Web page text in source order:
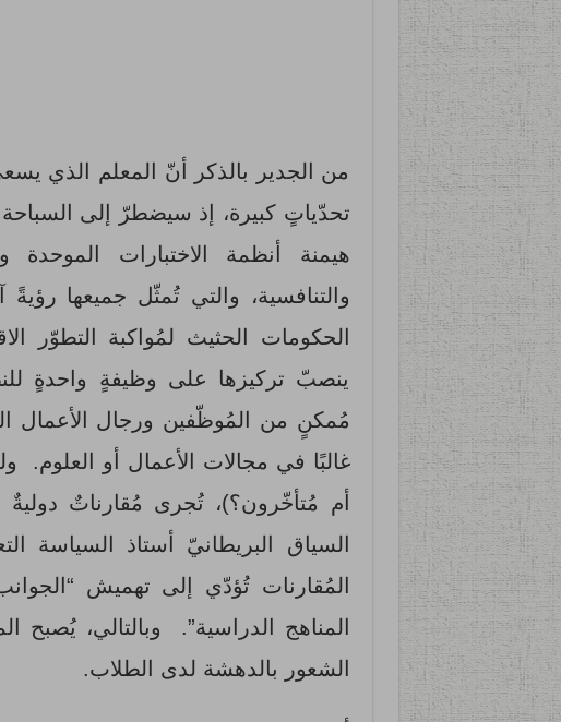
من الجدير بالذكر أنّ المعلم الذي
تحدّياتٍ كبيرة، إذ سيضطرّ إلى
هيمنة أنظمة الاختبارات الموحدة
والتنافسية، والتي تُمثّل جميعها
الحكومات الحثيث لمُواكبة التطوّر
ينصبّ تركيزها على وظيفةٍ واحدةٍ
مُمكنٍ من المُوظّفين ورجال الأعمال
غالبًا في مجالات الأعمال أو العلوم.
أم مُتأخّرون؟)، تُجرى مُقارناتٌ
السياق البريطانيّ أستاذ السياسة
المُقارنات تُؤدّي إلى تهميش
المناهج الدراسية”. وبالتالي، يُصبح
الشعور بالدهشة لدى الطلاب.